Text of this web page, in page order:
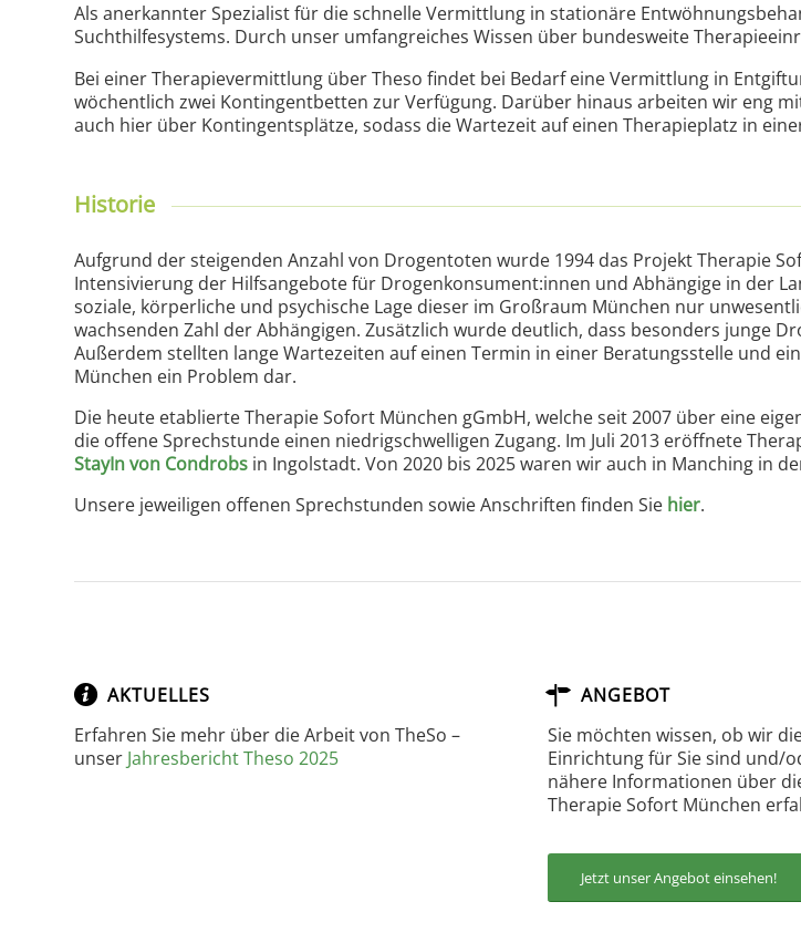
Als anerkannter Spezialist für die schnelle Vermittlung in stationäre
Suchthilfesystems. Durch unser umfangreiches Wissen über bundesweite
Bei einer Therapievermittlung über Theso findet bei Bedarf eine Vermittlung in
wöchentlich zwei Kontingentbetten zur Verfügung. Darüber hinaus arbeiten wir eng
auch hier über Kontingentsplätze, sodass die Wartezeit auf einen Therapieplatz in
Historie
Aufgrund der steigenden Anzahl von Drogentoten wurde 1994 das Projekt Therapie
Intensivierung der Hilfsangebote für Drogenkonsument:innen und Abhängige in der
soziale, körperliche und psychische Lage dieser im Großraum München nur
wachsenden Zahl der Abhängigen. Zusätzlich wurde deutlich, dass besonders junge
Außerdem stellten lange Wartezeiten auf einen Termin in einer Beratungsstelle und
München ein Problem dar.
Die heute etablierte Therapie Sofort München gGmbH, welche seit 2007 über eine
die offene Sprechstunde einen niedrigschwelligen Zugang. Im Juli 2013 eröffnete
StayIn von Condrobs in Ingolstadt. Von 2020 bis 2025 waren wir auch in Manching in
Unsere jeweiligen offenen Sprechstunden sowie Anschriften finden Sie hier.
AKTUELLES
Erfahren Sie mehr über die Arbeit von TheSo –
unser Jahresbericht Theso 2025
ANGEBOT
Sie möchten wissen, ob wir
Einrichtung für Sie sind und/
nähere Informationen über
Therapie Sofort München
Jetzt unser Angebot einsehen!